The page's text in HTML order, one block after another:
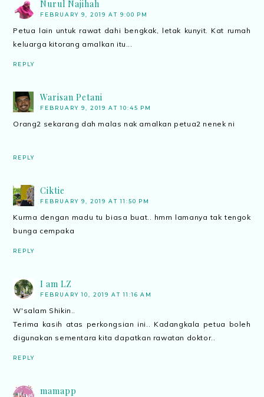
Nurul Najihah
FEBRUARY 9, 2019 AT 9:00 PM
Petua lain untuk rawat dahi bengkak, letak kunyit. Kat rumah
keluarga kitorang amalkan itu...
REPLY
Warisan Petani
FEBRUARY 9, 2019 AT 10:45 PM
Orang2 sekarang dah malas nak amalkan petua2 nenek ni
REPLY
Ciktie
FEBRUARY 9, 2019 AT 11:50 PM
Kurma dengan madu tu biasa buat.. hmm lamanya tak tengok
bunga cempaka
REPLY
I am LZ
FEBRUARY 10, 2019 AT 11:16 AM
W'salam Shikin..
Terima kasih atas perkongsian ini.. Kadangkala petua boleh
digunakan sementara kita dapatkan rawatan doktor..
REPLY
mamapp